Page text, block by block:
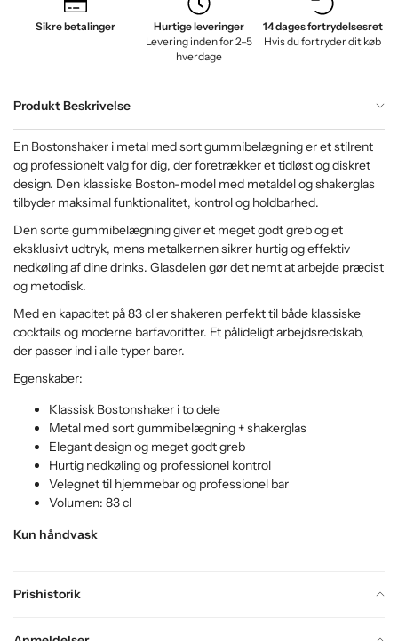
Sikre betalinger
Hurtige leveringer
Levering inden for 2–5
hverdage
14 dages fortrydelsesret
Hvis du fortryder dit køb
Produkt Beskrivelse
Prishistorik
En Bostonshaker i metal med sort gummibelægning er et stilrent
og professionelt valg for dig, der foretrækker et tidløst og diskret
design. Den klassiske Boston-model med metaldel og shakerglas
tilbyder maksimal funktionalitet, kontrol og holdbarhed.
Den sorte gummibelægning giver et meget godt greb og et
eksklusivt udtryk, mens metalkernen sikrer hurtig og effektiv
nedkøling af dine drinks. Glasdelen gør det nemt at arbejde præcist
og metodisk.
Med en kapacitet på 83 cl er shakeren perfekt til både klassiske
cocktails og moderne barfavoritter. Et pålideligt arbejdsredskab,
der passer ind i alle typer barer.
Egenskaber:
Klassisk Bostonshaker i to dele
Metal med sort gummibelægning + shakerglas
Elegant design og meget godt greb
Hurtig nedkøling og professionel kontrol
Velegnet til hjemmebar og professionel bar
Volumen: 83 cl
Kun håndvask